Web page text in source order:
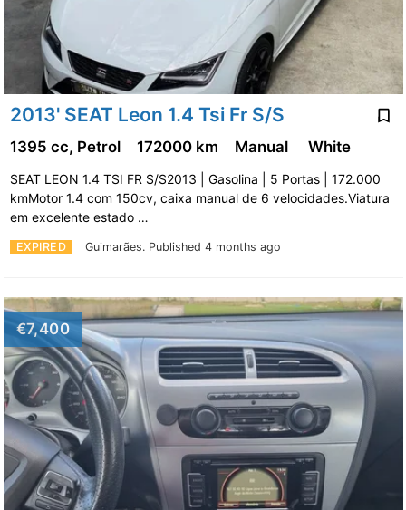
2013' SEAT Leon 1.4 Tsi Fr S/S
EXPIRED Guimarães. Published 4 months ago
1395 cc, Petrol 172000 km Manual White
SEAT LEON 1.4 TSI FR S/S2013 | Gasolina | 5 Portas | 172.000
kmMotor 1.4 com 150cv, caixa manual de 6 velocidades.Viatura
em excelente estado …
€7,400